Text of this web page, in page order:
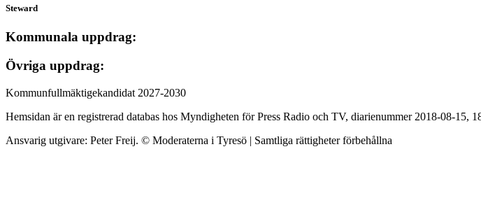
Steward
Kommunala uppdrag:
Övriga uppdrag:
Kommunfullmäktigekandidat 2027-2030
Hemsidan är en registrerad databas hos Myndigheten för Press Radio och TV, diarienummer 2018-08-15,
Ansvarig utgivare: Peter Freij. © Moderaterna i Tyresö | Samtliga rättigheter förbehållna